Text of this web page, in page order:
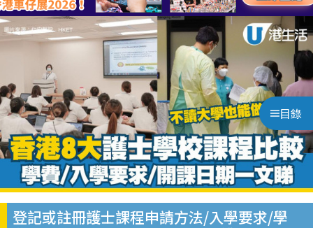
目錄
登記或註冊護士課程申請方法/入學要求/學